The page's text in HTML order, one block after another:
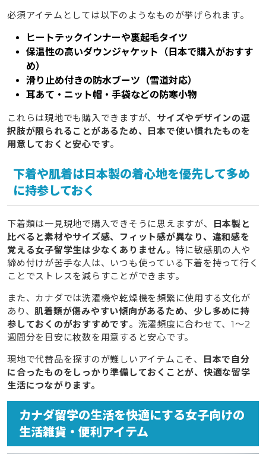
必須アイテムとしては以下のようなものが挙げられます。
ヒートテックインナーや裏起毛タイツ
保温性の高いダウンジャケット（日本で購入がおすす
め）
滑り止め付きの防水ブーツ（雪道対応）
耳あて・ニット帽・手袋などの防寒小物
これらは現地でも購入できますが、 サイズやデザインの選
択肢が限られることがあるため、日本で使い慣れたものを
用意しておくと安心です。
下着や肌着は日本製の着心地を優先して多め
に持参しておく
下着類は一見現地で購入できそうに思えますが、
日本製と
比べると素材やサイズ感、フィット感が異なり、違和感を
覚える女子留学生は少なくありません。特に敏感肌の人や
締め付けが苦手な人は、いつも使っている下着を持って行く
ことでストレスを減らすことができます。
また、カナダでは洗濯機や乾燥機を頻繁に使用する文化が
あり、肌着類が傷みやすい傾向があるため、少し多めに持
参しておくのがおすすめです。洗濯頻度に合わせて、1〜2
週間分を目安に枚数を用意すると安心です。
現地で代替品を探すのが難しいアイテムこそ、
日本で自分
に合ったものをしっかり準備しておくことが、快適な留学
生活につながります。
カナダ留学の生活を快適にする女子向けの
生活雑貨・便利アイテム